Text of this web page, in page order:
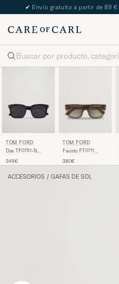
✔ Envío gratuito a partir de 89 €
Buscar
TOM FORD
Dax TF0751-N
345€
TOM FORD
Fausto FT0711
Brown/Green
380€
ACCESORIOS / GAFAS DE SOL